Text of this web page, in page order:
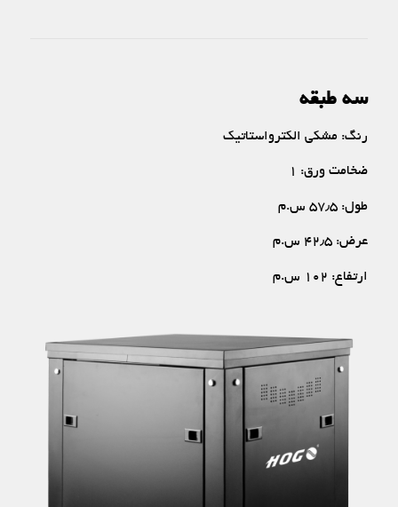
سه طبقه
رنگ: مشکی الکترواستاتیک
ضخامت ورق: ۱
طول: ۵۷٫۵ س.م
عرض: ۴۲٫۵ س.م
ارتفاع: ۱۰۲ س.م